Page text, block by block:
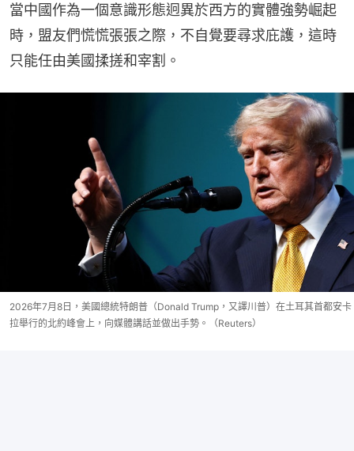
當中國作為一個意識形態迥異於西方的實體強勢崛起
時，盟友們慌慌張張之際，不自覺要尋求庇護，這時
只能任由美國揉搓和宰割。
2026年7月8日，美國總統特朗普（Donald Trump，又譯川普）在土耳其首都安卡
拉舉行的北約峰會上，向媒體講話並做出手勢。（Reuters）